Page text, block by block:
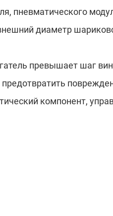
пневматического
диаметр
превышает шаг
компонент,